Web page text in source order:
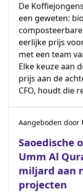
De
een geweten:
eerlijke prijs
met een team
Elke keuze aan
prijs aan de
CFO, houdt die
Saoedische
Umm Al
miljard aan
projecten
Aangeboden door